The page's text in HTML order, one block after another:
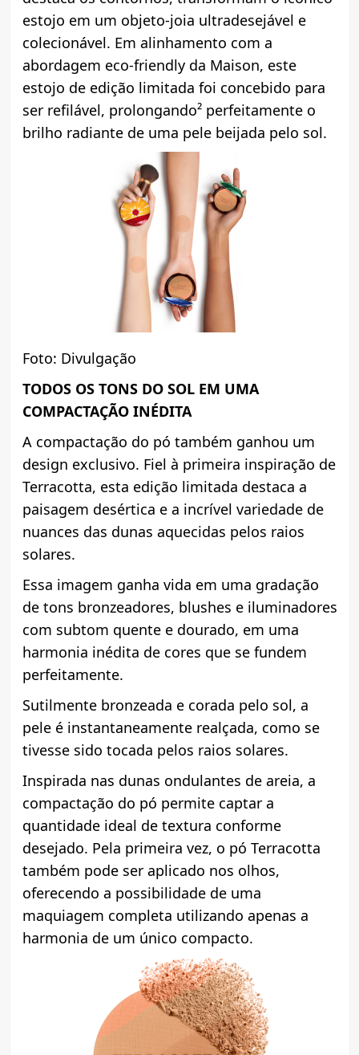
estojo em um objeto-joia ultradesejável e
colecionável. Em alinhamento com a
abordagem eco-friendly da Maison, este
estojo de edição limitada foi concebido para
ser refilável, prolongando² perfeitamente o
brilho radiante de uma pele beijada pelo sol.
Foto: Divulgação
TODOS OS TONS DO SOL EM UMA
COMPACTAÇÃO INÉDITA
A compactação do pó também ganhou um
design exclusivo. Fiel à primeira inspiração de
Terracotta, esta edição limitada destaca a
paisagem desértica e a incrível variedade de
nuances das dunas aquecidas pelos raios
solares.
Essa imagem ganha vida em uma gradação
de tons bronzeadores, blushes e iluminadores
com subtom quente e dourado, em uma
harmonia inédita de cores que se fundem
perfeitamente.
Sutilmente bronzeada e corada pelo sol, a
pele é instantaneamente realçada, como se
tivesse sido tocada pelos raios solares.
Inspirada nas dunas ondulantes de areia, a
compactação do pó permite captar a
quantidade ideal de textura conforme
desejado. Pela primeira vez, o pó Terracotta
também pode ser aplicado nos olhos,
oferecendo a possibilidade de uma
maquiagem completa utilizando apenas a
harmonia de um único compacto.